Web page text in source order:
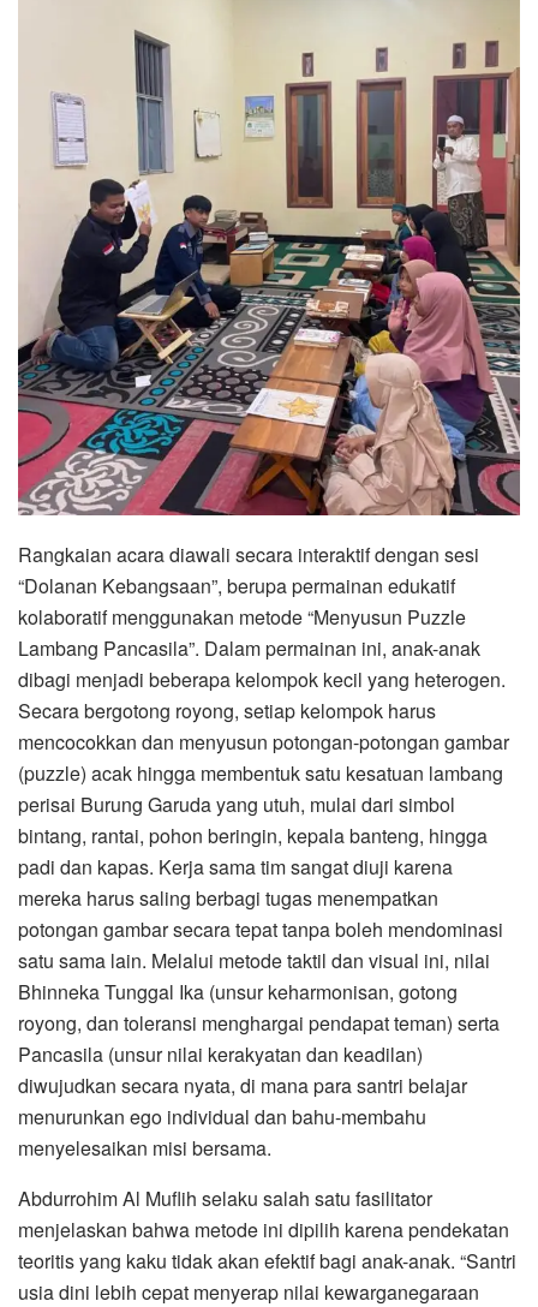
Rangkaian acara diawali secara interaktif dengan sesi
“Dolanan Kebangsaan”, berupa permainan edukatif
kolaboratif menggunakan metode “Menyusun Puzzle
Lambang Pancasila”. Dalam permainan ini, anak-anak
dibagi menjadi beberapa kelompok kecil yang heterogen.
Secara bergotong royong, setiap kelompok harus
mencocokkan dan menyusun potongan-potongan gambar
(puzzle) acak hingga membentuk satu kesatuan lambang
perisai Burung Garuda yang utuh, mulai dari simbol
bintang, rantai, pohon beringin, kepala banteng, hingga
padi dan kapas. Kerja sama tim sangat diuji karena
mereka harus saling berbagi tugas menempatkan
potongan gambar secara tepat tanpa boleh mendominasi
satu sama lain. Melalui metode taktil dan visual ini, nilai
Bhinneka Tunggal Ika (unsur keharmonisan, gotong
royong, dan toleransi menghargai pendapat teman) serta
Pancasila (unsur nilai kerakyatan dan keadilan)
diwujudkan secara nyata, di mana para santri belajar
menurunkan ego individual dan bahu-membahu
menyelesaikan misi bersama.
Abdurrohim Al Muflih selaku salah satu fasilitator
menjelaskan bahwa metode ini dipilih karena pendekatan
teoritis yang kaku tidak akan efektif bagi anak-anak. “Santri
usia dini lebih cepat menyerap nilai kewarganegaraan